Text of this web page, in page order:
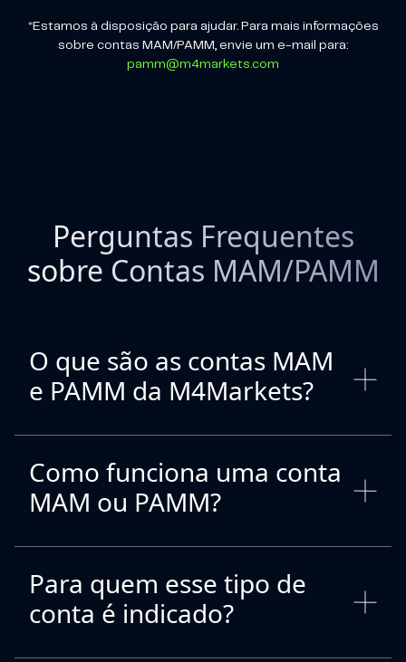
*Estamos à disposição para ajudar. Para mais informações
sobre contas MAM/PAMM, envie um e-mail para:
pamm@m4markets.com
Perguntas Frequentes
sobre Contas MAM/PAMM
O que são as contas MAM
e PAMM da M4Markets?
Como funciona uma conta
MAM ou PAMM?
Para quem esse tipo de
conta é indicado?